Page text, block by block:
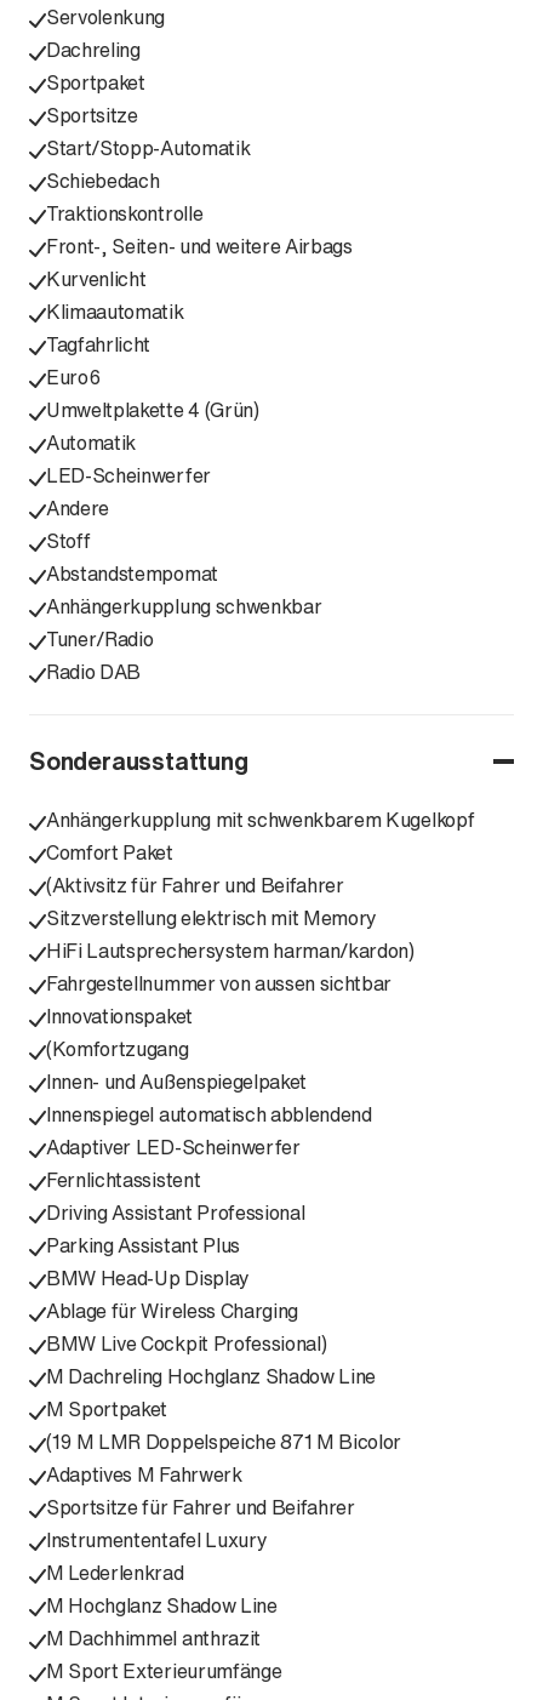
Servolenkung
Dachreling
Sportpaket
Sportsitze
Start/Stopp-Automatik
Schiebedach
Traktionskontrolle
Front-, Seiten- und weitere Airbags
Kurvenlicht
Klimaautomatik
Tagfahrlicht
Euro6
Umweltplakette 4 (Grün)
Automatik
LED-Scheinwerfer
Andere
Stoff
Abstandstempomat
Anhängerkupplung schwenkbar
Tuner/Radio
Radio DAB
Sonderausstattung
Anhängerkupplung mit schwenkbarem Kugelkopf
Comfort Paket
(Aktivsitz für Fahrer und Beifahrer
Sitzverstellung elektrisch mit Memory
HiFi Lautsprechersystem harman/kardon)
Fahrgestellnummer von aussen sichtbar
Innovationspaket
(Komfortzugang
Innen- und Außenspiegelpaket
Innenspiegel automatisch abblendend
Adaptiver LED-Scheinwerfer
Fernlichtassistent
Driving Assistant Professional
Parking Assistant Plus
BMW Head-Up Display
Ablage für Wireless Charging
BMW Live Cockpit Professional)
M Dachreling Hochglanz Shadow Line
M Sportpaket
(19 M LMR Doppelspeiche 871 M Bicolor
Adaptives M Fahrwerk
Sportsitze für Fahrer und Beifahrer
Instrumententafel Luxury
M Lederlenkrad
M Hochglanz Shadow Line
M Dachhimmel anthrazit
M Sport Exterieurumfänge